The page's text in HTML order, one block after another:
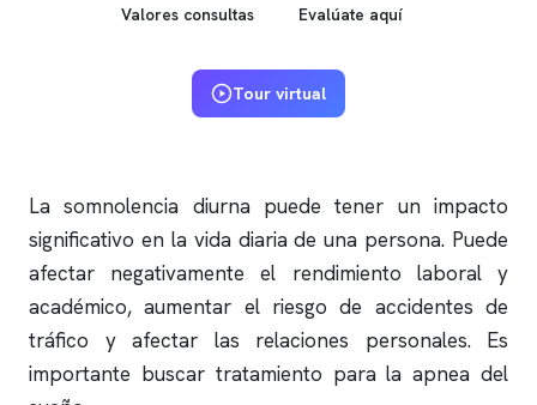
Valores consultas Evalúate aquí
Tour virtual
La somnolencia diurna puede tener un impacto
significativo en la vida diaria de una persona. Puede
afectar negativamente el rendimiento laboral y
académico, aumentar el riesgo de accidentes de
tráfico y afectar las relaciones personales. Es
importante buscar tratamiento para laapnea del